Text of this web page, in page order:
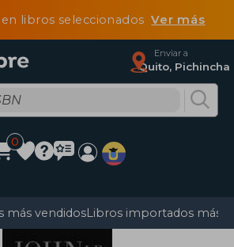
en libros seleccionadosVer más
Enviar a
Quito, Pichincha
0
más vendidosLibros importados más